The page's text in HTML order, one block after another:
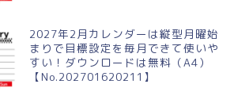
2027年2月カレンダーは縦型月曜始
まりで目標設定を毎月できて使いや
すい！ダウンロードは無料（A4）
【No.202701620211】